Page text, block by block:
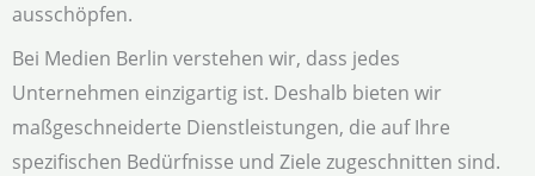
ausschöpfen.
Bei Medien Berlin verstehen wir, dass jedes
Unternehmen einzigartig ist. Deshalb bieten wir
maßgeschneiderte Dienstleistungen, die auf Ihre
spezifischen Bedürfnisse und Ziele zugeschnitten sind.